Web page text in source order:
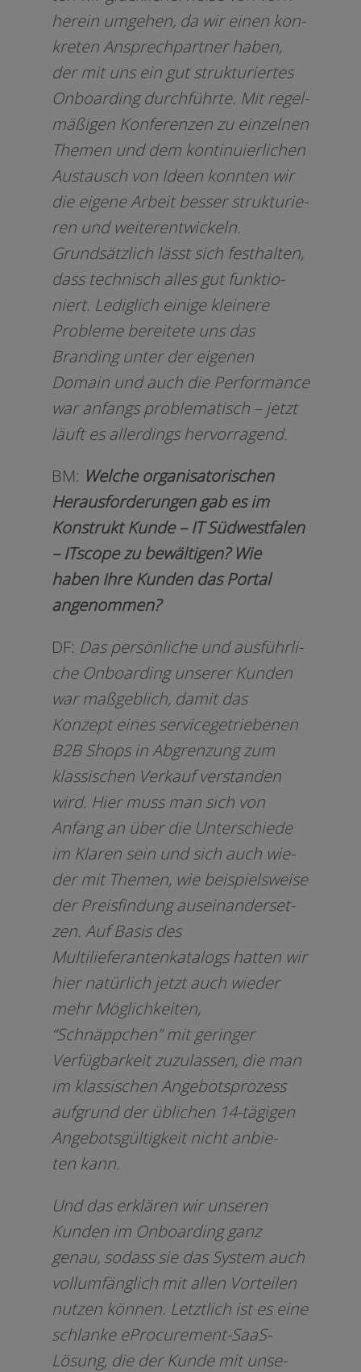
her­ein umge­hen, da wir einen kon­
kre­ten Ansprechpartner haben,
der mit uns ein gut struk­tu­rier­tes
Onboarding durch­führ­te. Mit regel­
mä­ßi­gen Konferenzen zu ein­zel­nen
Themen und dem kon­ti­nu­ier­li­chen
Austausch von Ideen konn­ten wir
die eige­ne Arbeit bes­ser struk­tu­rie­
ren und wei­ter­ent­wi­ckeln.
Grundsätzlich lässt sich fest­hal­ten,
dass tech­nisch alles gut funk­tio­
niert. Lediglich eini­ge klei­ne­re
Probleme berei­te­te uns das
Branding unter der eige­nen
Domain und auch die Performance
war anfangs pro­ble­ma­tisch – jetzt
läuft es aller­dings hervorragend.
BM: Welche orga­ni­sa­to­ri­schen
Herausforderungen gab es im
Konstrukt Kunde – IT Südwestfalen
– ITscope zu bewäl­ti­gen? Wie
haben Ihre Kunden das Portal
angenommen?
DF: Das per­sön­li­che und aus­führ­li­
che Onboarding unse­rer Kunden
war maß­geb­lich, damit das
Konzept eines ser­vice­ge­trie­be­nen
B2B Shops in Abgrenzung zum
klas­si­schen Verkauf ver­stan­den
wird. Hier muss man sich von
Anfang an über die Unterschiede
im Klaren sein und sich auch wie­
der mit Themen, wie bei­spiels­wei­se
der Preisfindung aus­ein­an­der­set­
zen. Auf Basis des
Multilieferantenkatalogs hat­ten wir
hier natür­lich jetzt auch wie­der
mehr Möglichkeiten,
“Schnäppchen” mit gerin­ger
Verfügbarkeit zuzu­las­sen, die man
im klas­si­schen Angebotsprozess
auf­grund der übli­chen 14-tägigen
Angebotsgültigkeit nicht anbie­
ten kann.
Und das erklä­ren wir unse­ren
Kunden im Onboarding ganz
genau, sodass sie das System auch
voll­um­fäng­lich mit allen Vorteilen
nut­zen kön­nen. Letztlich ist es eine
schlan­ke eProcurement-SaaS-
Lösung, die der Kunde mit unse­